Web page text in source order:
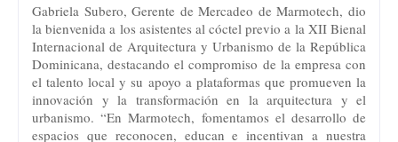
Gabriela Subero, Gerente de Mercadeo de Marmotech, dio
la bienvenida a los asistentes al cóctel previo a la XII Bienal
Internacional de Arquitectura y Urbanismo de la República
Dominicana, destacando el compromiso de la empresa con
el talento local y su apoyo a plataformas que promueven la
innovación y la transformación en la arquitectura y el
urbanismo. “En Marmotech, fomentamos el desarrollo de
espacios que reconocen, educan e incentivan a nuestra